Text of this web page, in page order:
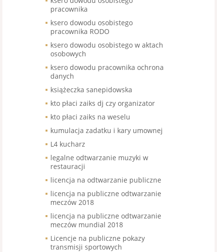
pracownika
ksero dowodu osobistego
pracownika RODO
ksero dowodu osobistego w aktach
osobowych
ksero dowodu pracownika ochrona
danych
książeczka sanepidowska
kto płaci zaiks dj czy organizator
kto płaci zaiks na weselu
kumulacja zadatku i kary umownej
L4 kucharz
legalne odtwarzanie muzyki w
restauracji
licencja na odtwarzanie publiczne
licencja na publiczne odtwarzanie
meczów 2018
licencja na publiczne odtwarzanie
meczów mundial 2018
Licencje na publiczne pokazy
transmisji sportowych